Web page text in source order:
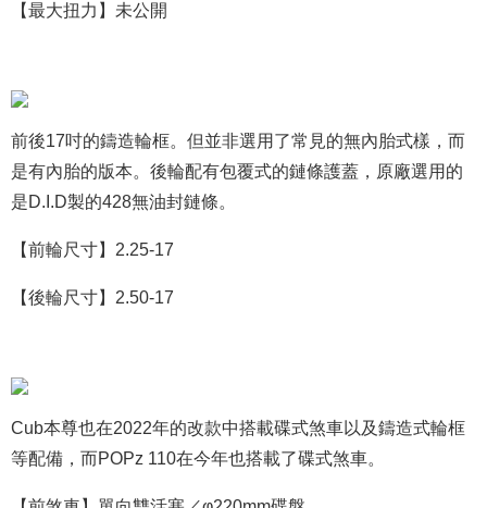
【最大扭力】未公開
前後17吋的鑄造輪框。但並非選用了常見的無內胎式樣，而
是有內胎的版本。後輪配有包覆式的鏈條護蓋，原廠選用的
是D.I.D製的428無油封鏈條。
【前輪尺寸】2.25-17
【後輪尺寸】2.50-17
Cub本尊也在2022年的改款中搭載碟式煞車以及鑄造式輪框
等配備，而POPz 110在今年也搭載了碟式煞車。